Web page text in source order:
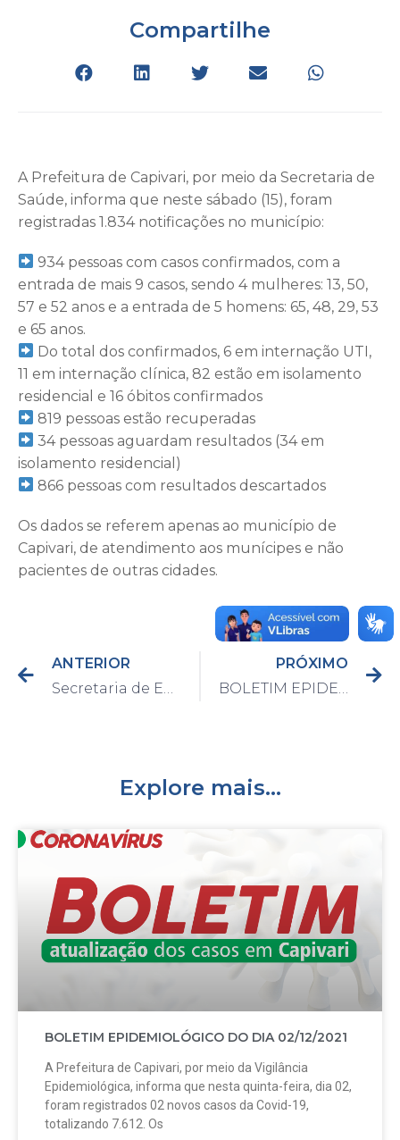
Compartilhe
A Prefeitura de Capivari, por meio da Secretaria de
Saúde, informa que neste sábado (15), foram
registradas 1.834 notificações no município:
934 pessoas com casos confirmados, com a
entrada de mais 9 casos, sendo 4 mulheres: 13, 50,
57 e 52 anos e a entrada de 5 homens: 65, 48, 29, 53
e 65 anos.
Do total dos confirmados, 6 em internação UTI,
11 em internação clínica, 82 estão em isolamento
residencial e 16 óbitos confirmados
819 pessoas estão recuperadas
34 pessoas aguardam resultados (34 em
isolamento residencial)
866 pessoas com resultados descartados
Os dados se referem apenas ao município de
Capivari, de atendimento aos munícipes e não
pacientes de outras cidades.
ANTERIOR
PRÓXIMO
Explore mais...
BOLETIM EPIDEMIOLÓGICO DO DIA 02/12/2021
A Prefeitura de Capivari, por meio da Vigilância
Epidemiológica, informa que nesta quinta-feira, dia 02,
foram registrados 02 novos casos da Covid-19,
totalizando 7.612. Os